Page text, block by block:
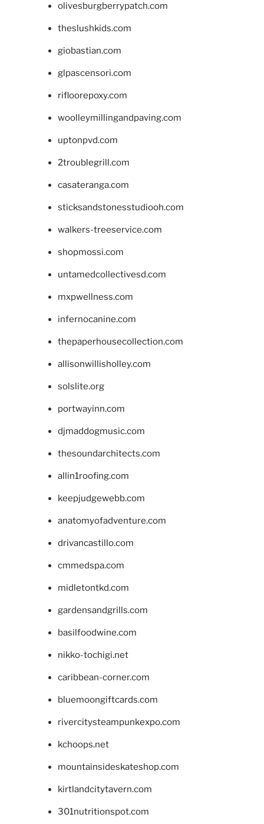
olivesburgberrypatch.com
theslushkids.com
giobastian.com
glpascensori.com
rifloorepoxy.com
woolleymillingandpaving.com
uptonpvd.com
2troublegrill.com
casateranga.com
sticksandstonesstudiooh.com
walkers-treeservice.com
shopmossi.com
untamedcollectivesd.com
mxpwellness.com
infernocanine.com
thepaperhousecollection.com
allisonwillisholley.com
solslite.org
portwayinn.com
djmaddogmusic.com
thesoundarchitects.com
allin1roofing.com
keepjudgewebb.com
anatomyofadventure.com
drivancastillo.com
cmmedspa.com
midletontkd.com
gardensandgrills.com
basilfoodwine.com
nikko-tochigi.net
caribbean-corner.com
bluemoongiftcards.com
rivercitysteampunkexpo.com
kchoops.net
mountainsideskateshop.com
kirtlandcitytavern.com
301nutritionspot.com